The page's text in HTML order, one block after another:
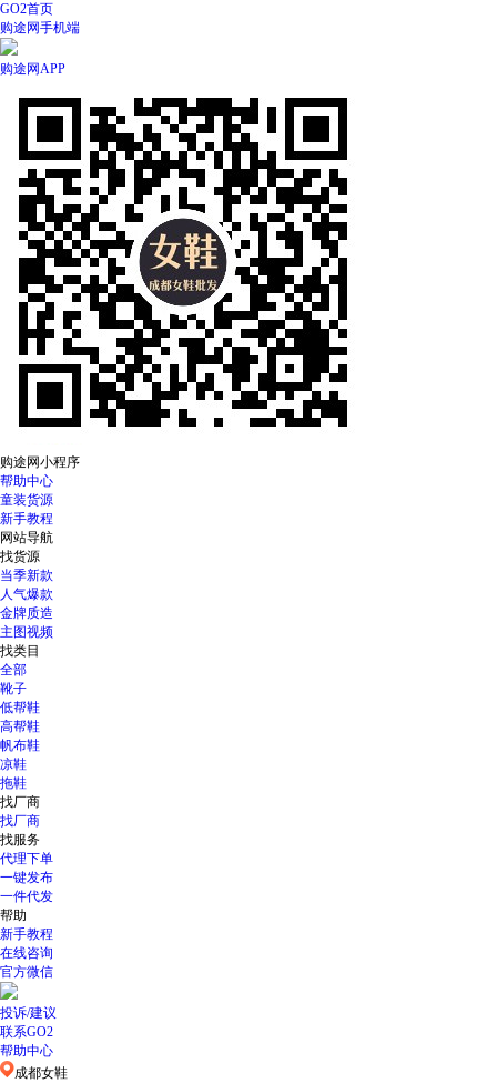
GO2首页
购途网手机端
购途网APP
购途网小程序
帮助中心
童装货源
新手教程
网站导航
找货源
当季新款
人气爆款
金牌质造
主图视频
找类目
全部
靴子
低帮鞋
高帮鞋
帆布鞋
凉鞋
拖鞋
找厂商
找厂商
找服务
代理下单
一键发布
一件代发
帮助
新手教程
在线咨询
官方微信
投诉/建议
联系GO2
帮助中心
成都女鞋